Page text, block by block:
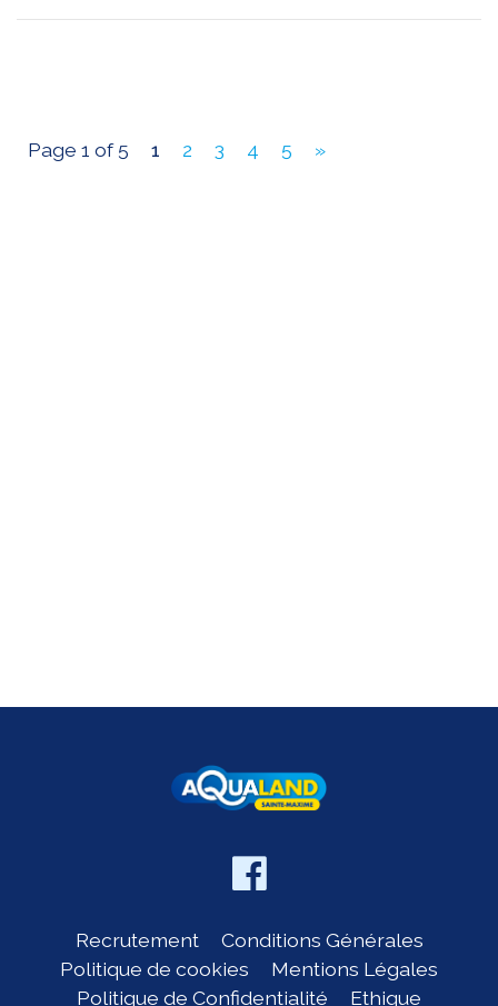
Page 1 of 5 1 2 3 4 5 »
Recrutement
Conditions Générales
Politique de cookies
Mentions Légales
Politique de Confidentialité
Ethique